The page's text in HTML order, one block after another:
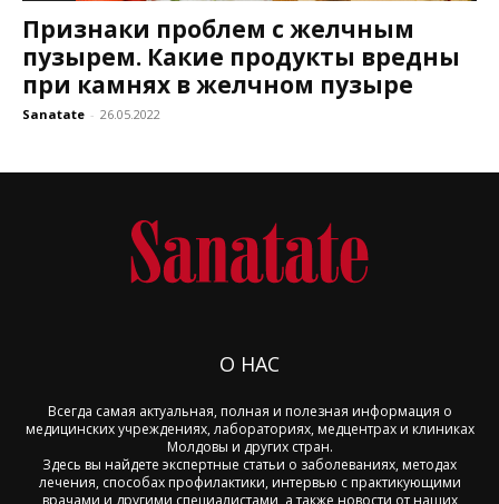
Признаки проблем с желчным
пузырем. Какие продукты вредны
при камнях в желчном пузыре
Sanatate - 26.05.2022
О НАС
Всегда самая актуальная, полная и полезная информация о
медицинских учреждениях, лабораториях, медцентрах и клиниках
Молдовы и других стран.
Здесь вы найдете экспертные статьи о заболеваниях, методах
лечения, способах профилактики, интервью с практикующими
врачами и другими специалистами, а также новости от наших